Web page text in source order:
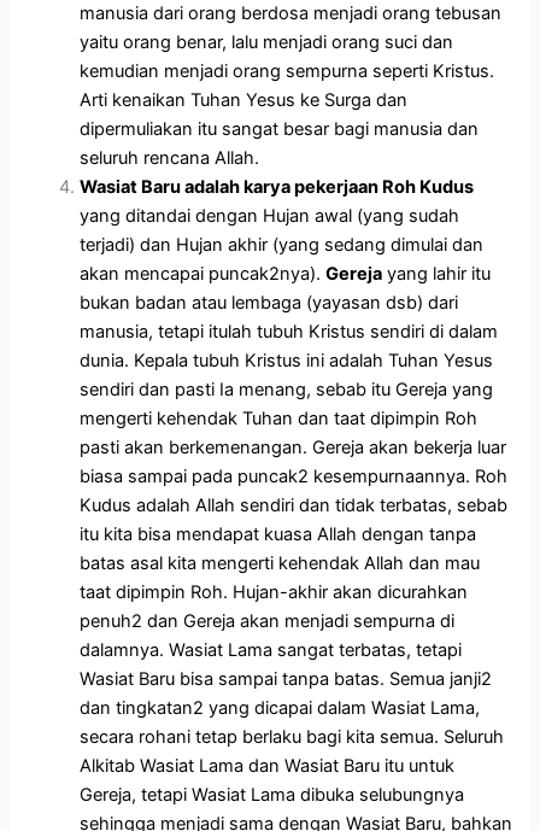
manusia dari orang berdosa menjadi orang tebusan
yaitu orang benar, lalu menjadi orang suci dan
kemudian menjadi orang sempurna seperti Kristus.
Arti kenaikan Tuhan Yesus ke Surga dan
dipermuliakan itu sangat besar bagi manusia dan
seluruh rencana Allah.
Wasiat Baru adalah karya pekerjaan Roh Kudus
yang ditandai dengan Hujan awal (yang sudah
terjadi) dan Hujan akhir (yang sedang dimulai dan
akan mencapai puncak2nya).Gereja yang lahir itu
bukan badan atau lembaga (yayasan dsb) dari
manusia, tetapi itulah tubuh Kristus sendiri di dalam
dunia. Kepala tubuh Kristus ini adalah Tuhan Yesus
sendiri dan pasti Ia menang, sebab itu Gereja yang
mengerti kehendak Tuhan dan taat dipimpin Roh
pasti akan berkemenangan. Gereja akan bekerja luar
biasa sampai pada puncak2 kesempurnaannya. Roh
Kudus adalah Allah sendiri dan tidak terbatas, sebab
itu kita bisa mendapat kuasa Allah dengan tanpa
batas asal kita mengerti kehendak Allah dan mau
taat dipimpin Roh. Hujan-akhir akan dicurahkan
penuh2 dan Gereja akan menjadi sempurna di
dalamnya. Wasiat Lama sangat terbatas, tetapi
Wasiat Baru bisa sampai tanpa batas. Semua janji2
dan tingkatan2 yang dicapai dalam Wasiat Lama,
secara rohani tetap berlaku bagi kita semua. Seluruh
Alkitab Wasiat Lama dan Wasiat Baru itu untuk
Gereja, tetapi Wasiat Lama dibuka selubungnya
sehingga menjadi sama dengan Wasiat Baru, bahkan